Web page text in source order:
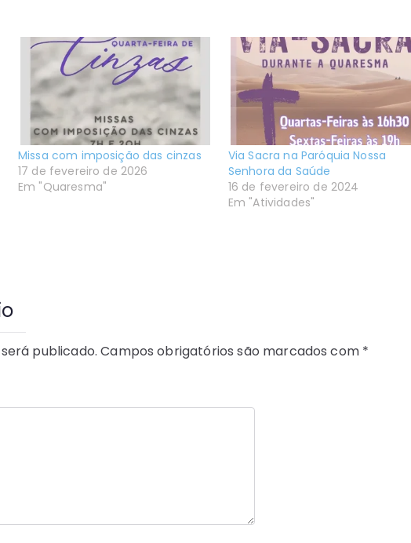
Missa com imposição das cinzas
17 de fevereiro de 2026
Em "Quaresma"
Via Sacra na Paróquia Nossa
Senhora da Saúde
16 de fevereiro de 2024
Em "Atividades"
publicado. Campos obrigatórios são marcados com *